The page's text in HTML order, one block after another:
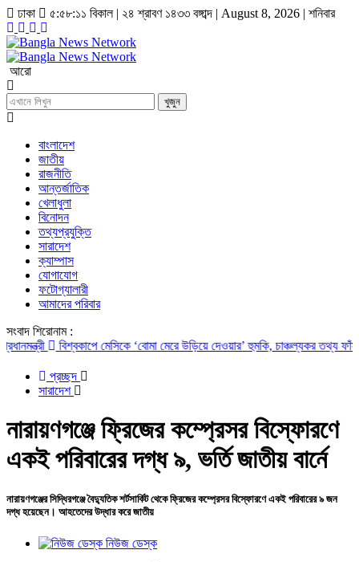
ঢাকা ৫:৫৮:১১ বিকাল| ২৪ শ্রাবণ ১৪৩৩ বঙ্গাব্দ | August 8, 2026 | শনিবার
আরো
খুজুন
বাংলাদেশ
জাতীয়
রাজনীতি
আন্তর্জাতিক
খেলাধুলা
বিনোদন
তথ্যপ্রযুক্তি
সারাদেশ
ক্যাম্পাস
যোগাযোগ
ফটোগ্যালারী
আমাদের পরিবার
সংবাদ শিরোনাম :
বিশ্বকাপে মেসিকে ‘বোমা মেরে উড়িয়ে দেওয়ার’ হুমকি, চাঞ্চল্যকর তথ্য ফাঁস পাহাড়ি
প্রচ্ছদ
সারাদেশ
নারায়ণগঞ্জে ফ্রিজের কম্প্রেসর বিস্ফোরণে
একই পরিবারের দগ্ধ ৯, ভর্তি জাতীয় বার্নে
নারায়ণগঞ্জের সিদ্ধিরগঞ্জে বৈদ্যুতিক শর্টসার্কিট থেকে ফ্রিজের কম্প্রেসর বিস্ফোরণে একই পরিবারের ৯ জন
দগ্ধ হয়েছেন। আহতেদের উদ্ধার করে জাতীয়
নিউজ ডেস্ক